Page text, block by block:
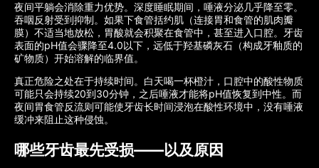
夜间平躺会消除重力优势。深度睡眠期间，唾液分泌几乎降至零。
吞咽反射受到抑制。如果下食管括约肌（连接胃和食管的肌肉瓣
膜）不适当地放松，胃酸就会积聚在食管中，甚至进入口腔。牙齿
表面的pH值会骤降至4.0以下，远低于羟基磷灰石（构成牙釉质的
矿物质）开始溶解的临界值。
真正危险之处在于持续时间。白天喝一杯橙汁，口腔中的酸性物质
可能只会持续20到30分钟，之后唾液才能将pH值恢复到中性。而
夜间胃食管反流则可能使牙齿长时间浸泡在酸性环境中，没有唾液
缓冲来阻止这种侵蚀。
哪些牙齿最先受损——以及原因